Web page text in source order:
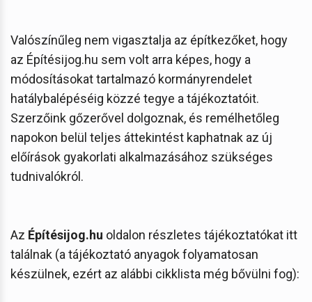
Valószínűleg nem vigasztalja az építkezőket, hogy
az Építésijog.hu sem volt arra képes, hogy a
módosításokat tartalmazó kormányrendelet
hatálybalépéséig közzé tegye a tájékoztatóit.
Szerzőink gőzerővel dolgoznak, és remélhetőleg
napokon belül teljes áttekintést kaphatnak az új
előírások gyakorlati alkalmazásához szükséges
tudnivalókról.
Az Építésijog.hu oldalon részletes tájékoztatókat itt
találnak (a tájékoztató anyagok folyamatosan
készülnek, ezért az alábbi cikklista még bővülni fog):